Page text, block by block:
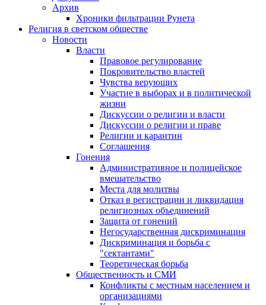
Архив
Хроники фильтрации Рунета
Религия в светском обществе
Новости
Власти
Правовое регулирование
Покровительство властей
Чувства верующих
Участие в выборах и в политической
жизни
Дискуссии о религии и власти
Дискуссии о религии и праве
Религии и карантин
Соглашения
Гонения
Административное и полицейское
вмешательство
Места для молитвы
Отказ в регистрации и ликвидация
религиозных объединений
Защита от гонений
Негосударственная дискриминация
Дискриминация и борьба с
"сектантами"
Теоретическая борьба
Общественность и СМИ
Конфликты с местным населением и
организациями